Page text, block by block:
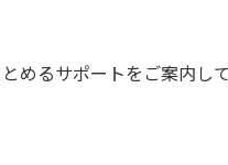
めるサポートをご案内して